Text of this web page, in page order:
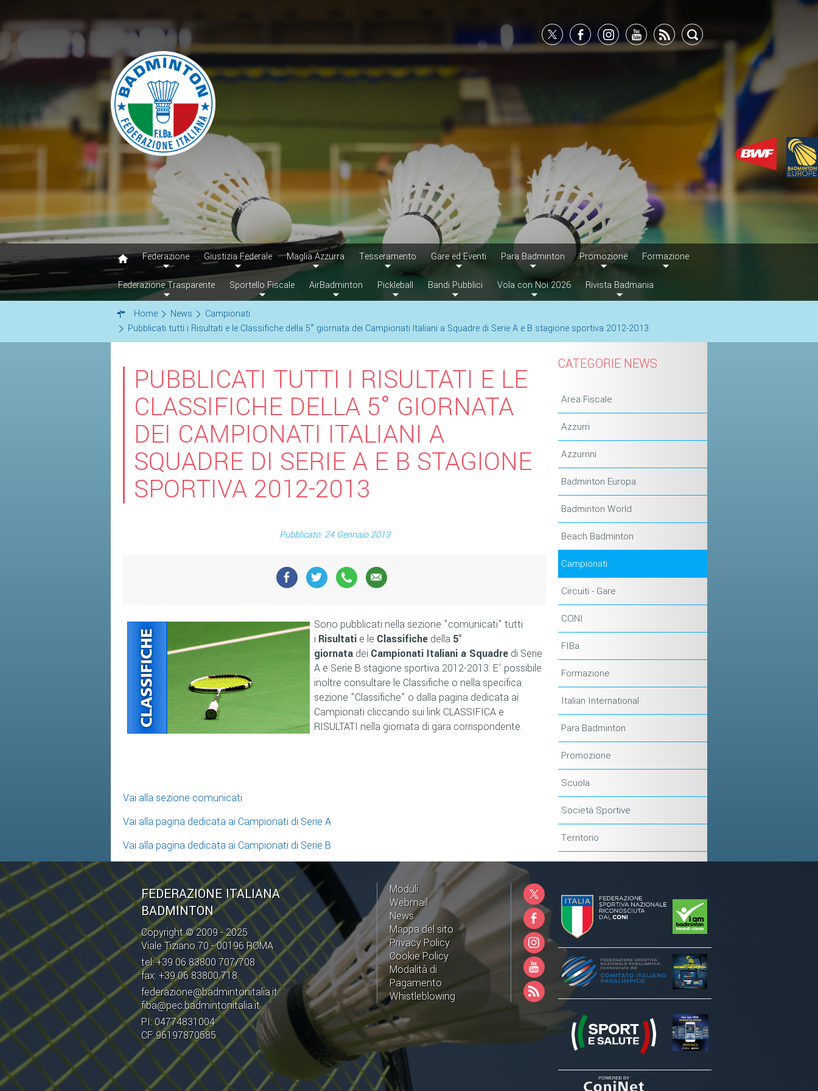
Federazione Giustizia Federale Maglia Azzurra Tesseramento Gare ed Eventi Para Badminton Promozione Formazione
Federazione Trasparente Sportello Fiscale AirBadminton Pickleball Bandi Pubblici Vola con Noi 2026 Rivista Badmania
Home News
Campionati
Pubblicati tutti i Risultati e le Classifiche della 5° giornata dei Campionati Italiani a Squadre di Serie A e B stagione sportiva 2012-2013
PUBBLICATI TUTTI I RISULTATI E LE
CLASSIFICHE DELLA 5° GIORNATA
DEI CAMPIONATI ITALIANI A
SQUADRE DI SERIE A E B STAGIONE
SPORTIVA 2012-2013
Pubblicato: 24 Gennaio 2013
Sono pubblicati nella sezione "comunicati" tutti
i Risultati e le Classifiche della 5°
giornata dei Campionati Italiani a Squadre di Serie
A e Serie B stagione sportiva 2012-2013. E' possibile
inoltre consultare le Classifiche o nella specifica
sezione "Classifiche" o dalla pagina dedicata ai
Campionati cliccando sui link CLASSIFICA e
RISULTATI nella giornata di gara corrispondente.
Vai alla sezione comunicati
Vai alla pagina dedicata ai Campionati di Serie A
Vai alla pagina dedicata ai Campionati di Serie B
CATEGORIE NEWS
Area Fiscale
Azzurri
Azzurrini
Badminton Europa
Badminton World
Beach Badminton
Campionati
Circuiti - Gare
CONI
FIBa
Formazione
Italian International
Para Badminton
Promozione
Scuola
Società Sportive
Territorio
FEDERAZIONE ITALIANA
BADMINTON
Copyright © 2009 - 2025
Viale Tiziano 70 - 00196 ROMA
tel: +39 06 83800 707/708
fax: +39 06 83800 718
federazione@badmintonitalia.it
fiba@pec.badmintonitalia.it
PI: 04774831004
CF: 96197870585
Moduli
Webmail
News
Mappa del sito
Privacy Policy
Cookie Policy
Modalità di
Pagamento
Whistleblowing